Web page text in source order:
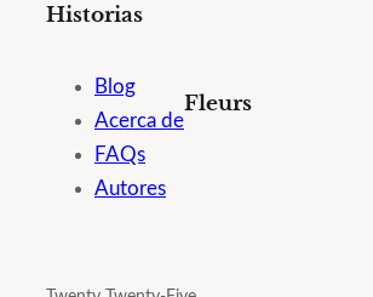
Historias
Blog
Acerca de
FAQs
Autores
Fleurs